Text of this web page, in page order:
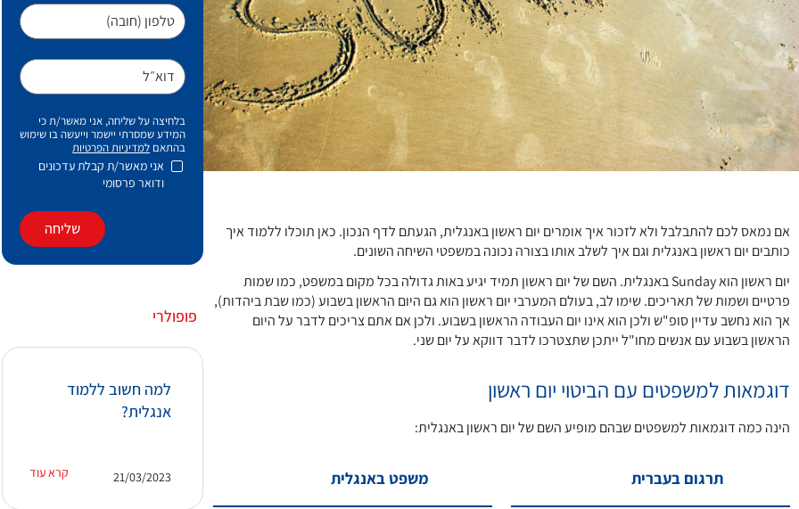
טלפון (חובה)
דוא״ל
בלחיצה על שליחה, אני מאשר/ת כי
המידע שמסרתי יישמר וייעשה בו שימוש
בהתאם למדיניות הפרטיות
אני מאשר/ת קבלת עדכונים
ודואר פרסומי
שליחה
פופולרי
15/03/2023
למה חשוב ללמוד
אנגלית?
קרא עוד 21/03/2023
אם נמאס לכם להתבלבל ולא לזכור איך אומרים יום ראשון באנגלית, הגעתם לדף הנכון. כאן תוכלו ללמוד איך
כותבים יום ראשון באנגלית וגם איך לשלב אותו בצורה נכונה במשפטי השיחה השונים.
יום ראשון הוא Sunday באנגלית. השם של יום ראשון תמיד יגיע באות גדולה בכל מקום במשפט, כמו שמות
פרטיים ושמות של תאריכים. שימו לב, בעולם המערבי יום ראשון הוא גם היום הראשון בשבוע (כמו שבת ביהדות),
אך הוא נחשב עדיין סופ"ש ולכן הוא אינו יום העבודה הראשון בשבוע. ולכן אם אתם צריכים לדבר על היום
הראשון בשבוע עם אנשים מחו"ל ייתכן שתצטרכו לדבר דווקא על יום שני.
דוגמאות למשפטים עם הביטוי יום ראשון
הינה כמה דוגמאות למשפטים שבהם מופיע השם של יום ראשון באנגלית:
תרגום בעברית משפט באנגלית